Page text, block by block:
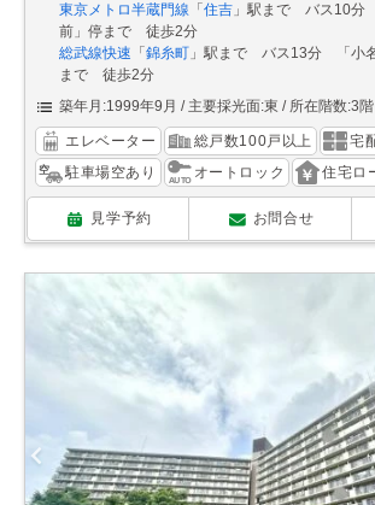
東京メトロ半蔵門線 「 住吉 」駅まで バス10分
前」停まで 徒歩2分
総武線快速 「 錦糸町 」駅まで バス13分 「小
まで 徒歩2分
築年月:1999年9月
主要採光面:東 所在階数:3
エレベーター 総戸数100戸以上
宅
駐車場空あり
オートロック 住宅ロ
見学予約 お問合せ